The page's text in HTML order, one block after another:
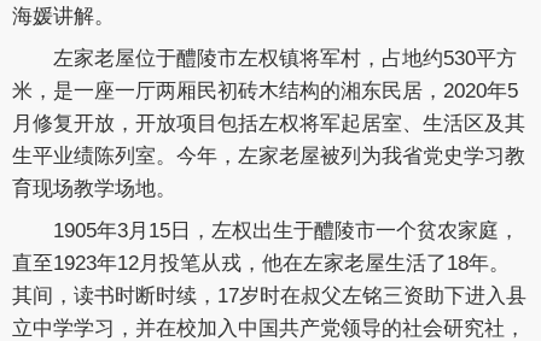
海媛讲解。
左家老屋位于醴陵市左权镇将军村，占地约530平方
米，是一座一厅两厢民初砖木结构的湘东民居，2020年5
月修复开放，开放项目包括左权将军起居室、生活区及其
生平业绩陈列室。今年，左家老屋被列为我省党史学习教
育现场教学场地。
1905年3月15日，左权出生于醴陵市一个贫农家庭，
直至1923年12月投笔从戎，他在左家老屋生活了18年。
其间，读书时断时续，17岁时在叔父左铭三资助下进入县
立中学学习，并在校加入中国共产党领导的社会研究社，